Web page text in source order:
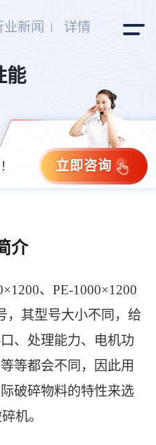
业新闻 详情
能
立即咨询
介
、PE-1000×1200
，其型号大小不同，给
、处理能力、电机功
等都会不同，因此用
破碎物料的特性来选
机。